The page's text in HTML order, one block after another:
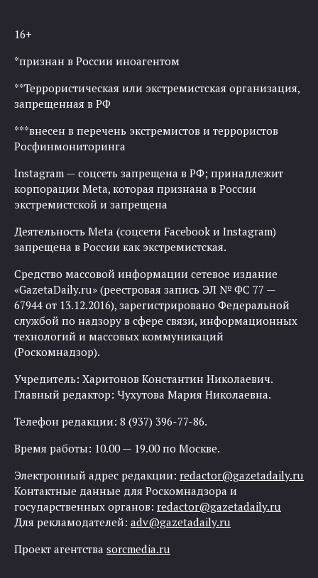
16+
*признан в России иноагентом
**Террористическая или экстремистская организация,
запрещенная в РФ
***внесен в перечень экстремистов и террористов
Росфинмониторинга
Instagram — соцсеть запрещена в РФ; принадлежит
корпорации Meta, которая признана в России
экстремистской и запрещена
Деятельность Meta (соцсети Facebook и Instagram)
запрещена в России как экстремистская.
Средство массовой информации сетевое издание
«GazetaDaily.ru» (реестровая запись ЭЛ № ФС 77 —
67944 от 13.12.2016), зарегистрировано Федеральной
службой по надзору в сфере связи, информационных
технологий и массовых коммуникаций
(Роскомнадзор).
Учредитель: Харитонов Константин Николаевич.
Главный редактор: Чухутова Мария Николаевна.
Телефон редакции: 8 (937) 396-77-86.
Время работы: 10.00 — 19.00 по Москве.
Электронный адрес редакции: redactor@gazetadaily.ru
Контактные данные для Роскомнадзора и
государственных органов: redactor@gazetadaily.ru
Для рекламодателей: adv@gazetadaily.ru
Проект агентства sorcmedia.ru